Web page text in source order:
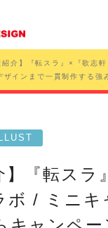
紹介】『転スラ』×『歌志
インまで一貫制作する強
】『転スラ
ボ / ミニキ